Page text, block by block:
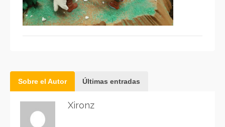
Sobre el Autor Últimas entradas
Xironz